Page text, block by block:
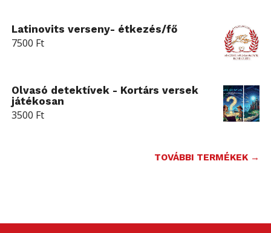
Latinovits verseny- étkezés/fő
7500 Ft
Olvasó detektívek - Kortárs versek
játékosan
3500 Ft
TOVÁBBI TERMÉKEK →